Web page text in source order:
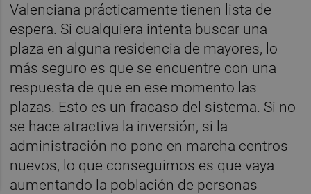
Valenciana prácticamente tienen lista de
espera. Si cualquiera intenta buscar una
plaza en alguna residencia de mayores, lo
más seguro es que se encuentre con una
respuesta de que en ese momento las
plazas. Esto es un fracaso del sistema. Si no
se hace atractiva la inversión, si la
administración no pone en marcha centros
nuevos, lo que conseguimos es que vaya
aumentando la población de personas